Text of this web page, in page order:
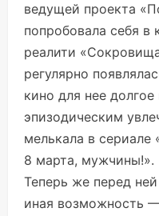
ведущей проекта
попробовала себя в
реалити
регулярно
кино для нее
эпизодическим
мелькала в
8 марта, мужчины!».
Теперь же перед
иная возможность